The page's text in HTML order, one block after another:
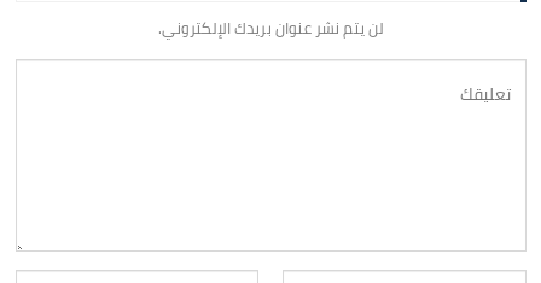
لن يتم نشر عنوان بريدك الإلكتروني.